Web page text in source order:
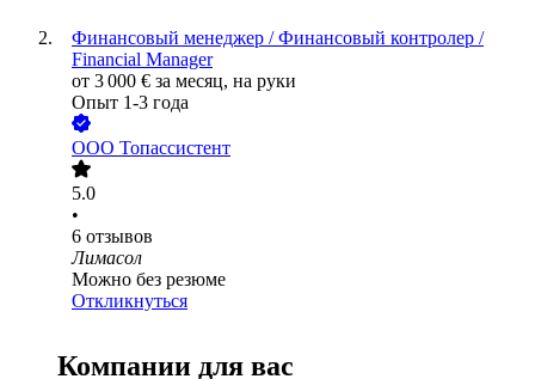
Финансовый менеджер / Финансовый контролер /
Financial Manager
от 3 000 € за месяц, на руки
Опыт 1-3 года
ООО Топассистент
5.0
•
6 отзывов
Лимасол
Можно без резюме
Откликнуться
Компании для вас